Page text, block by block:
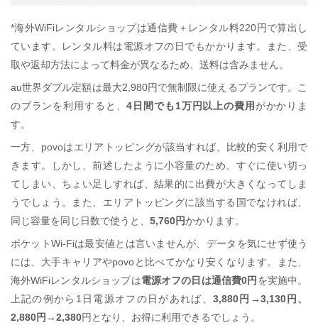
*海外WiFiレンタルショップは通信費＋レンタル料220円で算出し
ています。レンタル料は電源オフの日でもかかります。また、受
取や返却方法によって料金が異なるため、送料は含みません。
au世界ダブル定額は最大2,980円で無制限に使えるプランです。こ
のプランを利用すると、4日間でも1万円以上の費用 がかかりま
す。
一方、povoはエリアトッピングが該当すれば、比較的安く利用で
きます。しかし、前述したように小容量のため、すぐに使い切っ
てしまい、ちょい足しすれば、結果的に出費が大きくなってしま
うでしょう。また、エリアトッピングに該当する国でなければ、
同じ容量を同じ日数で使うと、 5,760円かかります。
ポケットWi-Fiは最安値とは言いませんが、データを気にせず使う
には、大手キャリアやpovoと比べてかなり安くなります。また、
海外WiFiレンタルショップは電源オフの日は通信費0円 を実施中。
上記の例から1日電源オフの日があれば、 3,880円→3,130円、
2,880円→2,380円となり、お得に利用できるでしょう。